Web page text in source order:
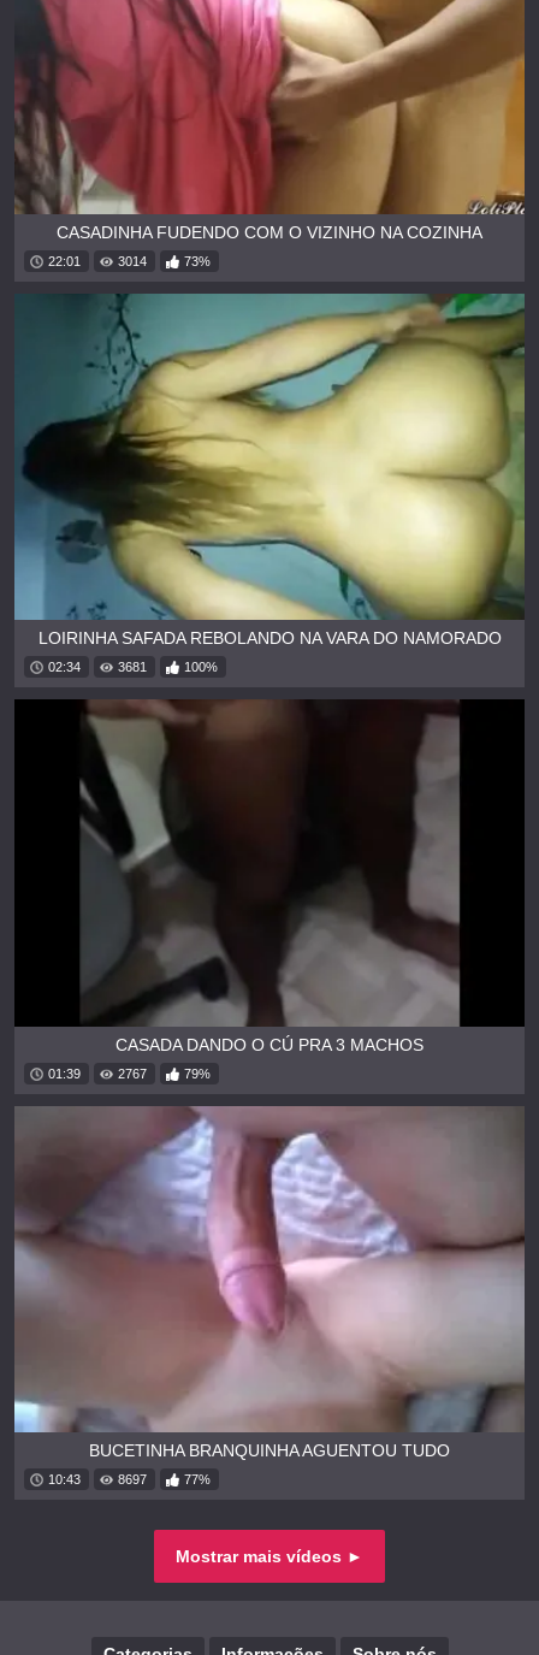
CASADINHA FUDENDO COM O VIZINHO NA COZINHA
22:01 3014 73%
LOIRINHA SAFADA REBOLANDO NA VARA DO NAMORADO
02:34 3681 100%
CASADA DANDO O CÚ PRA 3 MACHOS
01:39 2767 79%
BUCETINHA BRANQUINHA AGUENTOU TUDO
10:43 8697 77%
Mostrar mais vídeos ►